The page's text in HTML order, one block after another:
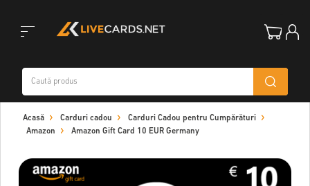
navigation
Acasă Carduri cadou
Carduri Cadou pentru Cumpărături
Amazon
Amazon Gift Card 10 EUR Germany